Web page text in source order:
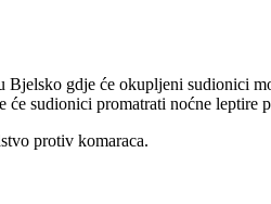
gdje će okupljeni sudionici
sudionici promatrati noćne leptire
protiv komaraca.